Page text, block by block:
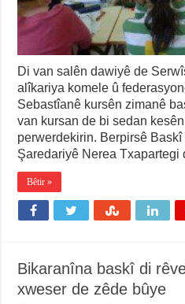
Di van salên dawiyê de
alîkariya komele û
Sebastîanê kursên zimanê
van kursan de bi sedan
perwerdekirin. Berpirsê
Şaredariyê Nerea
Bêtir »
Bikaranîna baskî di
xweser de zêde bûye